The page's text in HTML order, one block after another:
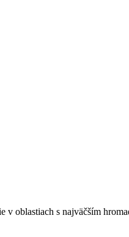
oblastiach s najväčším